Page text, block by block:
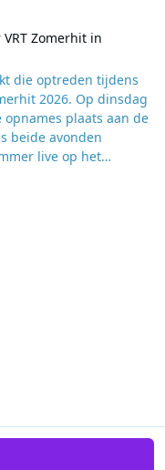
Zomerhit in
die optreden tijdens
2026. Op dinsdag
plaats aan de
beide avonden
live op het
finale op zaterdag 29
speciale